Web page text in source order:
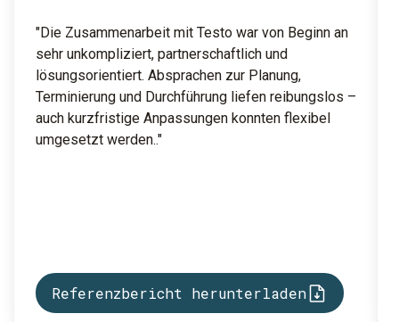
"Die Zusammenarbeit mit Testo war von Beginn an
sehr unkompliziert, partnerschaftlich und
lösungsorientiert. Absprachen zur Planung,
Terminierung und Durchführung liefen reibungslos –
auch kurzfristige Anpassungen konnten flexibel
umgesetzt werden.."
Referenzbericht herunterladen